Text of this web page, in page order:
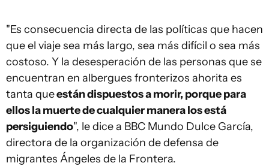
"Es consecuencia directa de las políticas que hacen
que el viaje sea más largo, sea más difícil o sea más
costoso. Y la desesperación de las personas que se
encuentran en albergues fronterizos ahorita es
tanta queestán dispuestos amorir, porque para
ellos la muerte de cualquier maneralosestá
persiguiendo", le dice a BBC Mundo Dulce García,
directora de la organización de defensa de
migrantes Ángeles de la Frontera.